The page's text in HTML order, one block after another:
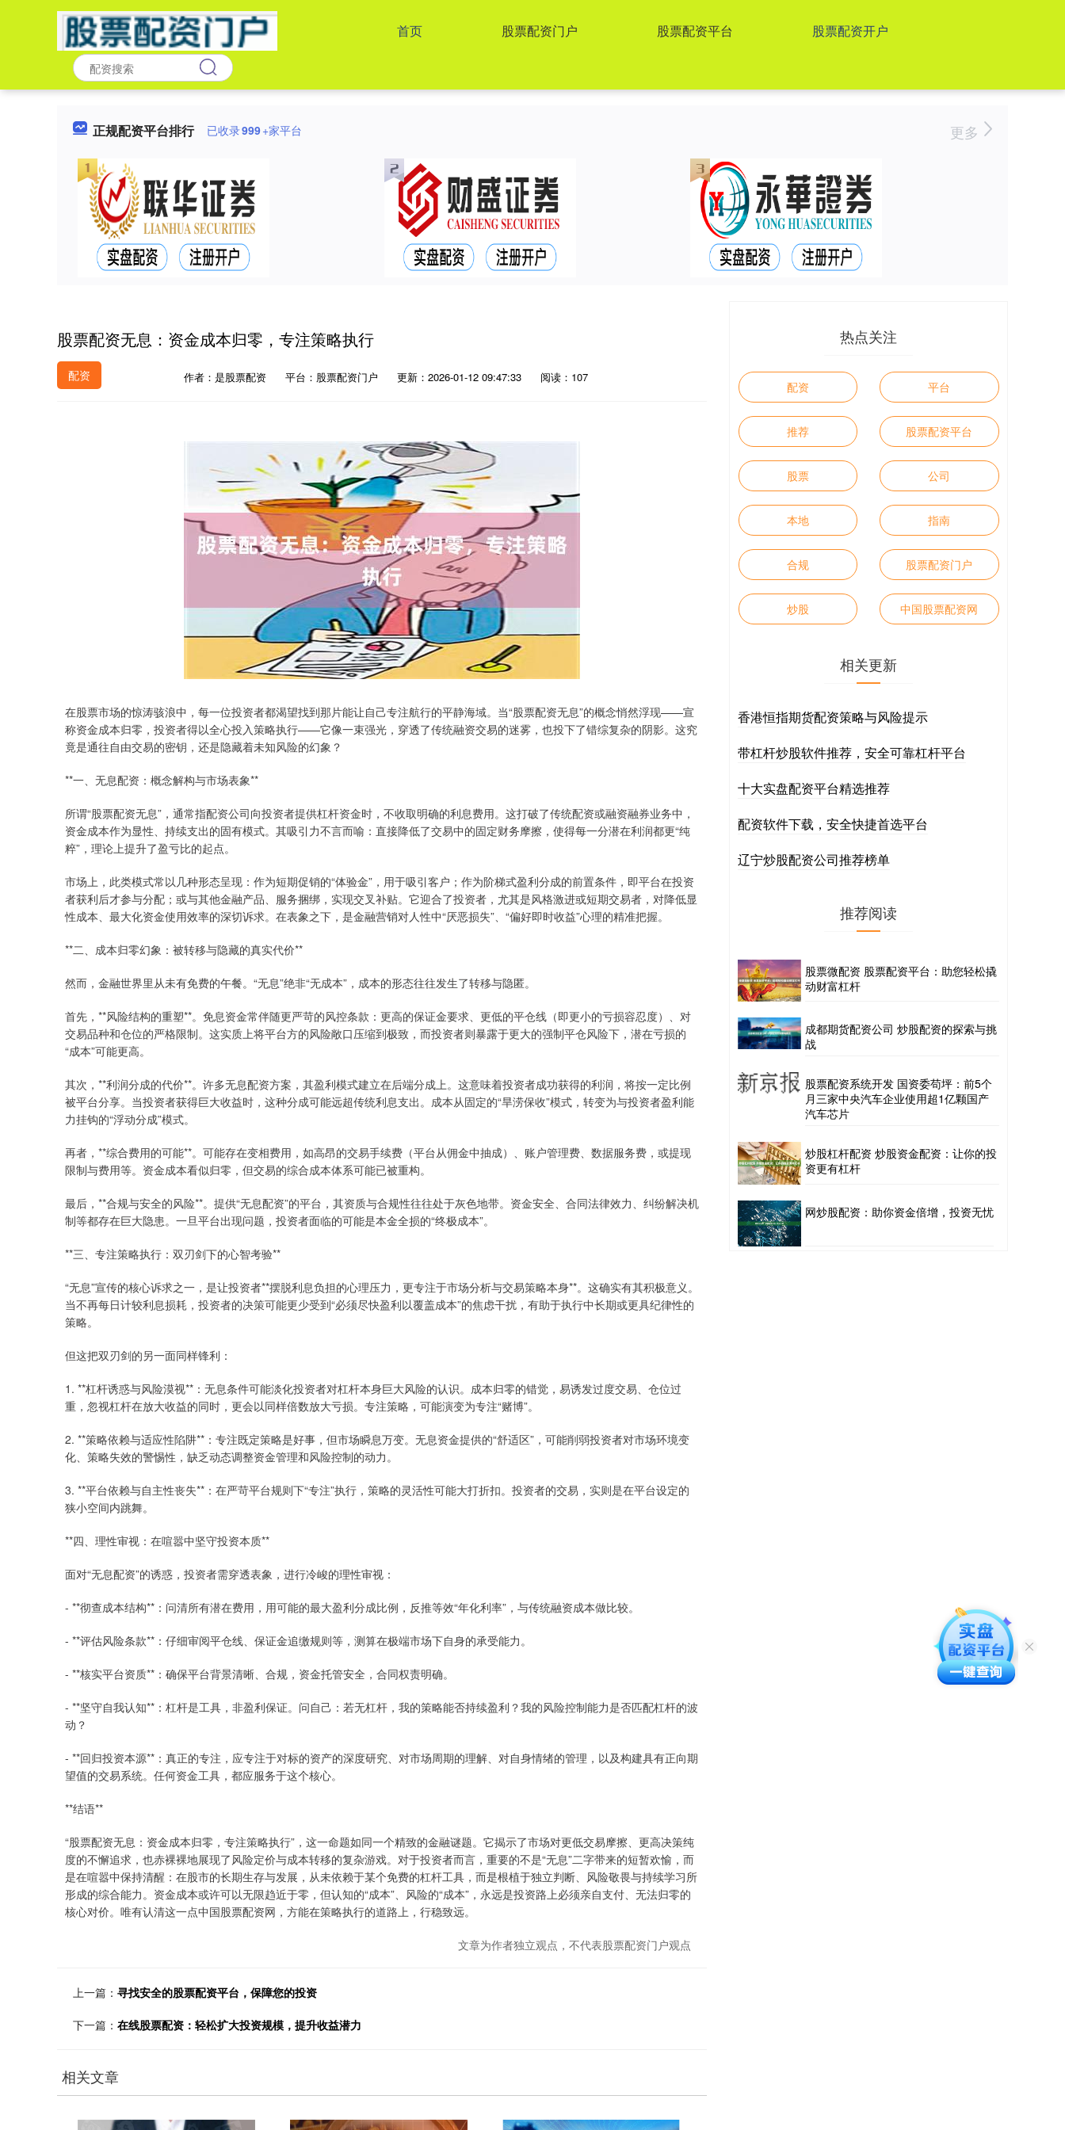
首页 股票配资门户 股票配资平台 股票配资开户
正规配资平台排行 已收录999+家平台 更多
股票配资无息：资金成本归零，专注策略执行
配资 作者：是股票配资 平台：股票配资门户 更新：2026-01-12 09:47:33 阅读：107
在股票市场的惊涛骇浪中，每一位投资者都渴望找到那片能让自己专注航行的平静海域。当“股票配资无息”的概念悄然浮现——宣
称资金成本归零，投资者得以全心投入策略执行——它像一束强光，穿透了传统融资交易的迷雾，也投下了错综复杂的阴影。这究
竟是通往自由交易的密钥，还是隐藏着未知风险的幻象？
**一、无息配资：概念解构与市场表象**
所谓“股票配资无息”，通常指配资公司向投资者提供杠杆资金时，不收取明确的利息费用。这打破了传统配资或融资融券业务中，
资金成本作为显性、持续支出的固有模式。其吸引力不言而喻：直接降低了交易中的固定财务摩擦，使得每一分潜在利润都更“纯
粹”，理论上提升了盈亏比的起点。
市场上，此类模式常以几种形态呈现：作为短期促销的“体验金”，用于吸引客户；作为阶梯式盈利分成的前置条件，即平台在投资
者获利后才参与分配；或与其他金融产品、服务捆绑，实现交叉补贴。它迎合了投资者，尤其是风格激进或短期交易者，对降低显
性成本、最大化资金使用效率的深切诉求。在表象之下，是金融营销对人性中“厌恶损失”、“偏好即时收益”心理的精准把握。
**二、成本归零幻象：被转移与隐藏的真实代价**
然而，金融世界里从未有免费的午餐。“无息”绝非“无成本”，成本的形态往往发生了转移与隐匿。
首先，**风险结构的重塑**。免息资金常伴随更严苛的风控条款：更高的保证金要求、更低的平仓线（即更小的亏损容忍度）、对
交易品种和仓位的严格限制。这实质上将平台方的风险敞口压缩到极致，而投资者则暴露于更大的强制平仓风险下，潜在亏损的
“成本”可能更高。
其次，**利润分成的代价**。许多无息配资方案，其盈利模式建立在后端分成上。这意味着投资者成功获得的利润，将按一定比例
被平台分享。当投资者获得巨大收益时，这种分成可能远超传统利息支出。成本从固定的“旱涝保收”模式，转变为与投资者盈利能
力挂钩的“浮动分成”模式。
再者，**综合费用的可能**。可能存在变相费用，如高昂的交易手续费（平台从佣金中抽成）、账户管理费、数据服务费，或提现
限制与费用等。资金成本看似归零，但交易的综合成本体系可能已被重构。
最后，**合规与安全的风险**。提供“无息配资”的平台，其资质与合规性往往处于灰色地带。资金安全、合同法律效力、纠纷解决机
制等都存在巨大隐患。一旦平台出现问题，投资者面临的可能是本金全损的“终极成本”。
**三、专注策略执行：双刃剑下的心智考验**
“无息”宣传的核心诉求之一，是让投资者**摆脱利息负担的心理压力，更专注于市场分析与交易策略本身**。这确实有其积极意义。
当不再每日计较利息损耗，投资者的决策可能更少受到“必须尽快盈利以覆盖成本”的焦虑干扰，有助于执行中长期或更具纪律性的
策略。
但这把双刃剑的另一面同样锋利：
1. **杠杆诱惑与风险漠视**：无息条件可能淡化投资者对杠杆本身巨大风险的认识。成本归零的错觉，易诱发过度交易、仓位过
重，忽视杠杆在放大收益的同时，更会以同样倍数放大亏损。专注策略，可能演变为专注“赌博”。
2. **策略依赖与适应性陷阱**：专注既定策略是好事，但市场瞬息万变。无息资金提供的“舒适区”，可能削弱投资者对市场环境变
化、策略失效的警惕性，缺乏动态调整资金管理和风险控制的动力。
3. **平台依赖与自主性丧失**：在严苛平台规则下“专注”执行，策略的灵活性可能大打折扣。投资者的交易，实则是在平台设定的
狭小空间内跳舞。
**四、理性审视：在喧嚣中坚守投资本质**
面对“无息配资”的诱惑，投资者需穿透表象，进行冷峻的理性审视：
- **彻查成本结构**：问清所有潜在费用，用可能的最大盈利分成比例，反推等效“年化利率”，与传统融资成本做比较。
- **评估风险条款**：仔细审阅平仓线、保证金追缴规则等，测算在极端市场下自身的承受能力。
- **核实平台资质**：确保平台背景清晰、合规，资金托管安全，合同权责明确。
- **坚守自我认知**：杠杆是工具，非盈利保证。问自己：若无杠杆，我的策略能否持续盈利？我的风险控制能力是否匹配杠杆的波
动？
- **回归投资本源**：真正的专注，应专注于对标的资产的深度研究、对市场周期的理解、对自身情绪的管理，以及构建具有正向期
望值的交易系统。任何资金工具，都应服务于这个核心。
**结语**
“股票配资无息：资金成本归零，专注策略执行”，这一命题如同一个精致的金融谜题。它揭示了市场对更低交易摩擦、更高决策纯
度的不懈追求，也赤裸裸地展现了风险定价与成本转移的复杂游戏。对于投资者而言，重要的不是“无息”二字带来的短暂欢愉，而
是在喧嚣中保持清醒：在股市的长期生存与发展，从未依赖于某个免费的杠杆工具，而是根植于独立判断、风险敬畏与持续学习所
形成的综合能力。资金成本或许可以无限趋近于零，但认知的“成本”、风险的“成本”，永远是投资路上必须亲自支付、无法归零的
核心对价。唯有认清这一点中国股票配资网，方能在策略执行的道路上，行稳致远。
文章为作者独立观点，不代表股票配资门户观点
上一篇： 寻找安全的股票配资平台，保障您的投资
下一篇： 在线股票配资：轻松扩大投资规模，提升收益潜力
相关文章
热点关注
配资 平台
推荐 股票配资平台
股票 公司
本地 指南
合规 股票配资门户
炒股 中国股票配资网
相关更新
香港恒指期货配资策略与风险提示
带杠杆炒股软件推荐，安全可靠杠杆平台
十大实盘配资平台精选推荐
配资软件下载，安全快捷首选平台
辽宁炒股配资公司推荐榜单
推荐阅读
股票微配资 股票配资平台：助您轻松撬
动财富杠杆
成都期货配资公司 炒股配资的探索与挑
战
股票配资系统开发 国资委苟坪：前5个
月三家中央汽车企业使用超1亿颗国产
汽车芯片
炒股杠杆配资 炒股资金配资：让你的投
资更有杠杆
网炒股配资：助你资金倍增，投资无忧